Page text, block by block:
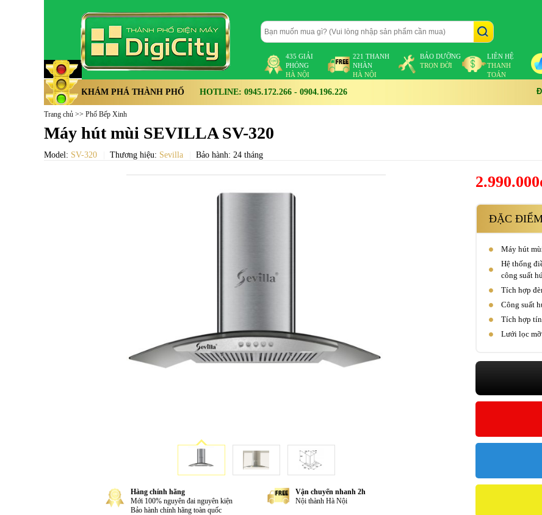
435 GIẢI
PHÓNG
HÀ NỘI
221 THANH
NHÀN
HÀ NỘI
BẢO DƯỠNG
TRỌN ĐỜI
LIÊN HỆ
THANH
TOÁN
KHÁM PHÁ THÀNH PHỐ HOTLINE: 0945.172.266 - 0904.196.226
Trang chủ >> Phố Bếp Xinh
Máy hút mùi SEVILLA SV-320
Model: SV-320 Thương hiệu: Sevilla Bảo hành: 24 tháng
Hàng chính hãng
Mới 100% nguyên đai nguyên kiện
Bảo hành chính hãng toàn quốc
Vận chuyển nhanh 2h
Nội thành Hà Nội
ĐẶC
Máy hút
Hệ thống
công suất
Tích hợp
Công suất
Tích hợp
Lưới lọc mỡ